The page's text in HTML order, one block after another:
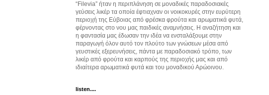
“Filevia” ήταν η περιπλάνηση σε μοναδικές παραδοσιακές
γεύσεις λικέρ τα οποία έφτιαχναν οι νοικοκυρές στην ευρύτερη
περιοχή της Εύβοιας από φρέσκα φρούτα και αρωματικά φυτά,
φέρνοντας στο νου μας παιδικές αναμνήσεις. Η αναζήτηση και
η φαντασία μας έδωσαν την ιδέα να ενσταλάξουμε στην
παραγωγή όλον αυτό τον πλούτο των γνώσεων μέσα από
γευστικές εξερευνήσεις, πάντα με παραδοσιακό τρόπο, των
λικέρ από φρούτα και καρπούς της περιοχής μας και από
ιδιαίτερα αρωματικά φυτά και του μοναδικού Αρώοινου.
listen....